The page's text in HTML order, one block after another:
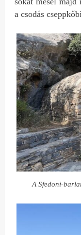
a csodás
A Sfedoni-